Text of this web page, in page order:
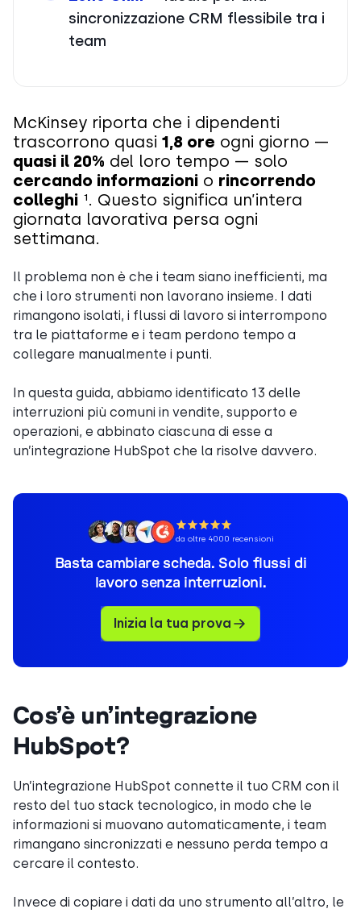
sincronizzazione CRM flessibile tra i
team
McKinsey riporta che i dipendenti
trascorrono quasi 1,8 ore ogni giorno —
quasi il 20% del loro tempo — solo
cercando informazioni o rincorrendo
colleghi ¹. Questo significa un’intera
giornata lavorativa persa ogni
settimana.
Il problema non è che i team siano inefficienti, ma
che i loro strumenti non lavorano insieme. I dati
rimangono isolati, i flussi di lavoro si interrompono
tra le piattaforme e i team perdono tempo a
collegare manualmente i punti.
In questa guida, abbiamo identificato 13 delle
interruzioni più comuni in vendite, supporto e
operazioni, e abbinato ciascuna di esse a
un’integrazione HubSpot che la risolve davvero.
da oltre 4000 recensioni
Basta cambiare scheda. Solo flussi di
lavoro senza interruzioni.
Inizia la tua prova
Cos’è un’integrazione
HubSpot?
Un’integrazione HubSpot connette il tuo CRM con il
resto del tuo stack tecnologico, in modo che le
informazioni si muovano automaticamente, i team
rimangano sincronizzati e nessuno perda tempo a
cercare il contesto.
Invece di copiare i dati da uno strumento all’altro, le